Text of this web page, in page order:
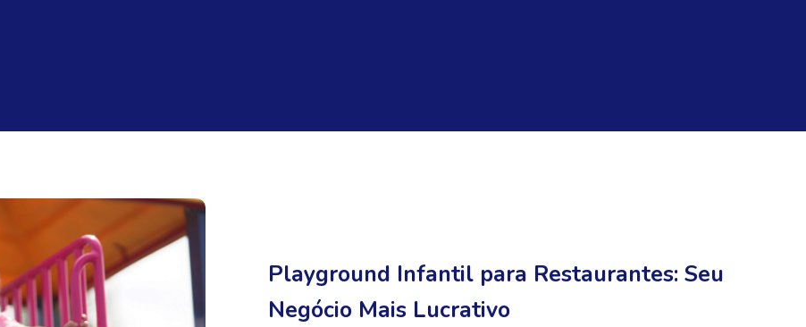
Playground Infantil para Restaurantes: Seu
Negócio Mais Lucrativo